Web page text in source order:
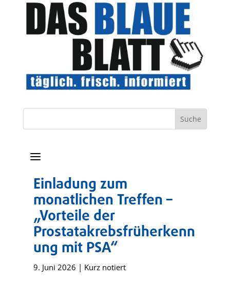
a
Einladung zum
monatlichen Treffen –
„Vorteile der
Prostatakrebsfrüherkenn
ung mit PSA“
9. Juni 2026 | Kurz notiert